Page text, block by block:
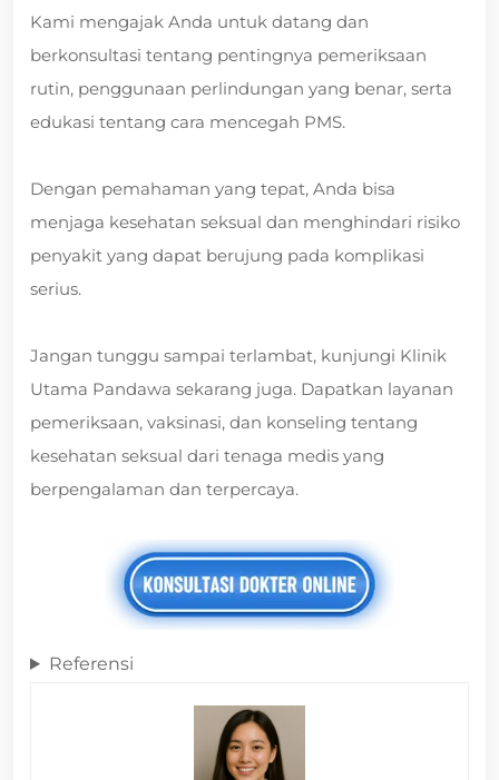
Kami mengajak Anda untuk datang dan
berkonsultasi tentang pentingnya pemeriksaan
rutin, penggunaan perlindungan yang benar, serta
edukasi tentang cara mencegah PMS.
Dengan pemahaman yang tepat, Anda bisa
menjaga kesehatan seksual dan menghindari risiko
penyakit yang dapat berujung pada komplikasi
serius.
Jangan tunggu sampai terlambat, kunjungi Klinik
Utama Pandawa sekarang juga. Dapatkan layanan
pemeriksaan, vaksinasi, dan konseling tentang
kesehatan seksual dari tenaga medis yang
berpengalaman dan terpercaya.
Referensi